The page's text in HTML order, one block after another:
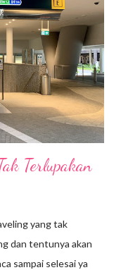
Terlupakan
yang tak
dan tentunya akan
sampai selesai ya